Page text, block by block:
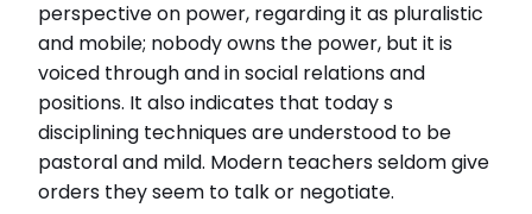
perspective on power, regarding it as pluralistic
and mobile; nobody owns the power, but it is
voiced through and in social relations and
positions. It also indicates that today s
disciplining techniques are understood to be
pastoral and mild. Modern teachers seldom give
orders they seem to talk or negotiate.